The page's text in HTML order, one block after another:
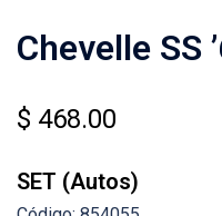
Chevelle SS
$ 468.00
SET (Autos)